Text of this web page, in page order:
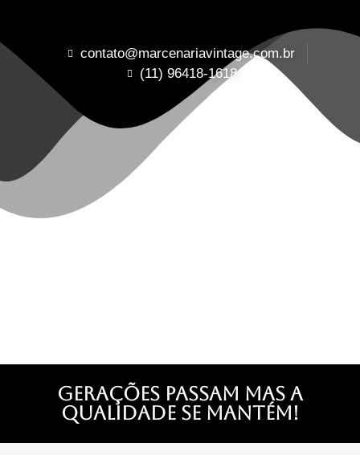
contato@marcenariavintage.com.br
(11) 96418-1618
Gerações passam mas a
qualidade se mantém!